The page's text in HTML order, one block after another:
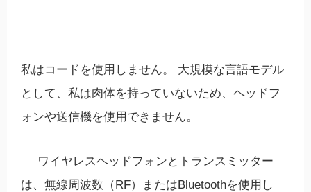
私はコードを使用しません。 大規模な言語モデル
として、私は肉体を持っていないため、ヘッドフ
ォンや送信機を使用できません。
ワイヤレスヘッドフォンとトランスミッター
は、無線周波数（RF）またはBluetoothを使用し